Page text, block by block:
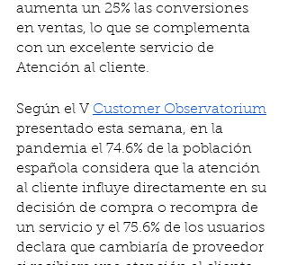
aumenta un 25% las conversiones
en ventas, lo que se complementa
con un excelente servicio de
Atención al cliente.
Según el V Customer Observatorium
presentado esta semana, en la
pandemia el 74.6% de la población
española considera que la atención
al cliente influye directamente en su
decisión de compra o recompra de
un servicio y el 75.6% de los usuarios
declara que cambiaría de proveedor